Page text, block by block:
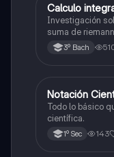
Matemáticas
Calculo
Investigación
suma de
fundamental
indefinidas y
3º Bach
Matemáticas
Notación
Todo lo básico
científica.
1º Sec 143